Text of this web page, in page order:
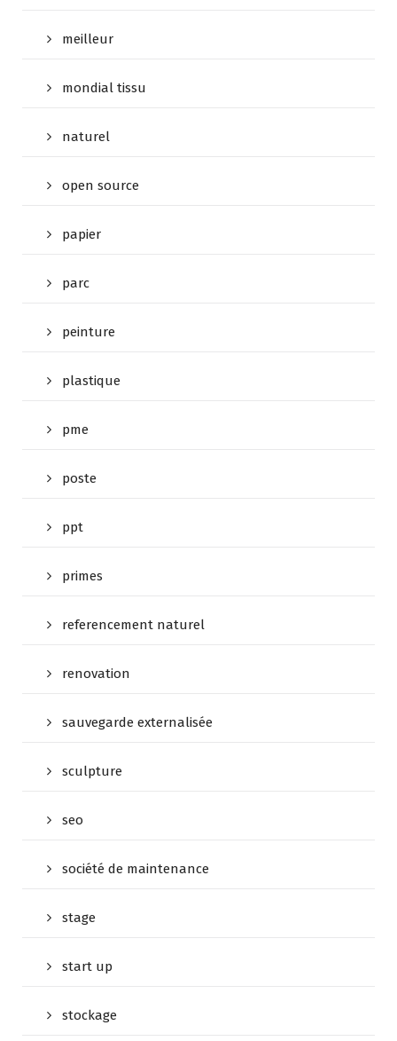
meilleur
mondial tissu
naturel
open source
papier
parc
peinture
plastique
pme
poste
ppt
primes
referencement naturel
renovation
sauvegarde externalisée
sculpture
seo
société de maintenance
stage
start up
stockage